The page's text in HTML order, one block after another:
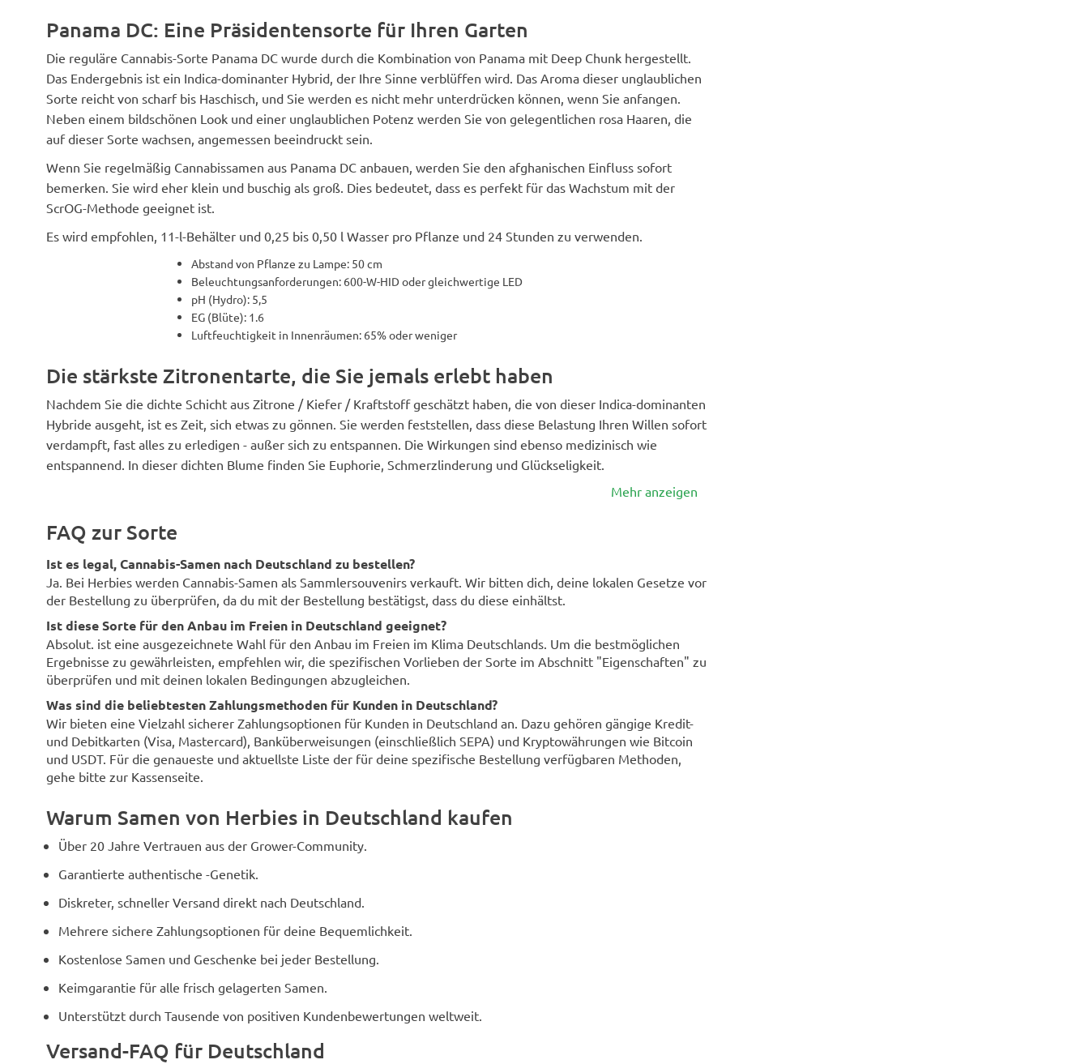
Panama DC: Eine Präsidentensorte für Ihren Garten
Die reguläre Cannabis-Sorte Panama DC wurde durch die Kombination von Panama mit Deep Chunk hergestellt.
Das Endergebnis ist ein Indica-dominanter Hybrid, der Ihre Sinne verblüffen wird. Das Aroma dieser unglaublichen
Sorte reicht von scharf bis Haschisch, und Sie werden es nicht mehr unterdrücken können, wenn Sie anfangen.
Neben einem bildschönen Look und einer unglaublichen Potenz werden Sie von gelegentlichen rosa Haaren, die
auf dieser Sorte wachsen, angemessen beeindruckt sein.
Wenn Sie regelmäßig Cannabissamen aus Panama DC anbauen, werden Sie den afghanischen Einfluss sofort
bemerken. Sie wird eher klein und buschig als groß. Dies bedeutet, dass es perfekt für das Wachstum mit der
ScrOG-Methode geeignet ist.
Es wird empfohlen, 11-l-Behälter und 0,25 bis 0,50 l Wasser pro Pflanze und 24 Stunden zu verwenden.
Abstand von Pflanze zu Lampe: 50 cm
Beleuchtungsanforderungen: 600-W-HID oder gleichwertige LED
pH (Hydro): 5,5
EG (Blüte): 1.6
Luftfeuchtigkeit in Innenräumen: 65% oder weniger
Die stärkste Zitronentarte, die Sie jemals erlebt haben
Nachdem Sie die dichte Schicht aus Zitrone / Kiefer / Kraftstoff geschätzt haben, die von dieser Indica-dominanten
Hybride ausgeht, ist es Zeit, sich etwas zu gönnen. Sie werden feststellen, dass diese Belastung Ihren Willen sofort
verdampft, fast alles zu erledigen - außer sich zu entspannen. Die Wirkungen sind ebenso medizinisch wie
entspannend. In dieser dichten Blume finden Sie Euphorie, Schmerzlinderung und Glückseligkeit.
Mehr anzeigen
FAQ zur Sorte
Ist es legal, Cannabis-Samen nach Deutschland zu bestellen?
Ja. Bei Herbies werden Cannabis-Samen als Sammlersouvenirs verkauft. Wir bitten dich, deine lokalen Gesetze vor
der Bestellung zu überprüfen, da du mit der Bestellung bestätigst, dass du diese einhältst.
Ist diese Sorte für den Anbau im Freien in Deutschland geeignet?
Absolut. ist eine ausgezeichnete Wahl für den Anbau im Freien im Klima Deutschlands. Um die bestmöglichen
Ergebnisse zu gewährleisten, empfehlen wir, die spezifischen Vorlieben der Sorte im Abschnitt "Eigenschaften" zu
überprüfen und mit deinen lokalen Bedingungen abzugleichen.
Was sind die beliebtesten Zahlungsmethoden für Kunden in Deutschland?
Wir bieten eine Vielzahl sicherer Zahlungsoptionen für Kunden in Deutschland an. Dazu gehören gängige Kredit-
und Debitkarten (Visa, Mastercard), Banküberweisungen (einschließlich SEPA) und Kryptowährungen wie Bitcoin
und USDT. Für die genaueste und aktuellste Liste der für deine spezifische Bestellung verfügbaren Methoden,
gehe bitte zur Kassenseite.
Warum Samen von Herbies in Deutschland kaufen
Über 20 Jahre Vertrauen aus der Grower-Community.
Garantierte authentische -Genetik.
Diskreter, schneller Versand direkt nach Deutschland.
Mehrere sichere Zahlungsoptionen für deine Bequemlichkeit.
Kostenlose Samen und Geschenke bei jeder Bestellung.
Keimgarantie für alle frisch gelagerten Samen.
Unterstützt durch Tausende von positiven Kundenbewertungen weltweit.
Versand-FAQ für Deutschland